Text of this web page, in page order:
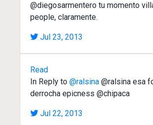
@diegosarmentero tu momento
people, claramente.
Jul 23, 2013
Read
In Reply to @ralsina @ralsina esa
derrocha epicness @chipaca
Jul 22, 2013